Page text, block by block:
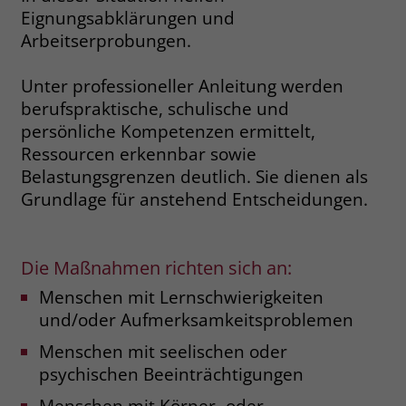
Eignungsabklärungen und
Arbeitserprobungen.
Unter professioneller Anleitung werden
berufspraktische, schulische und
persönliche Kompetenzen ermittelt,
Ressourcen erkennbar sowie
Belastungsgrenzen deutlich. Sie dienen als
Grundlage für anstehend Entscheidungen.
Die Maßnahmen richten sich an:
Menschen mit Lernschwierigkeiten
und/oder Aufmerksamkeitsproblemen
Menschen mit seelischen oder
psychischen Beeinträchtigungen
Name __cf_bm
Laufzeit 30 Minuten
Zweck
This cookie, set by Cloudflare, is used to
support Cloudflare Bot Management.
Anbieter jobs.stiftung-liebenau.de
Laufzeit Session
Zweck
allen Seitenanfragen bei.
Name _gcl_au
Anbieter Google Ads
Laufzeit 90 Tage
Zweck Enthält eine zufallsgenerierte User-ID.
Laufzeit 90 Tage
Dieses Cookie wird gesetzt, wenn ein
User über einen Klick auf eine Google
Werbeanzeige auf die Website gelangt.